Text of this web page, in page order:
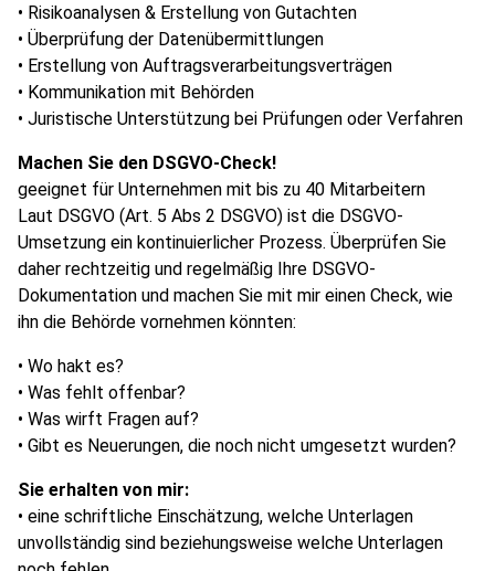
• Risikoanalysen & Erstellung von Gutachten
• Überprüfung der Datenübermittlungen
• Erstellung von Auftragsverarbeitungsverträgen
• Kommunikation mit Behörden
• Juristische Unterstützung bei Prüfungen oder Verfahren
Machen Sie den DSGVO-Check!
geeignet für Unternehmen mit bis zu 40 Mitarbeitern
Laut DSGVO (Art. 5 Abs 2 DSGVO) ist die DSGVO-
Umsetzung ein kontinuierlicher Prozess. Überprüfen Sie
daher rechtzeitig und regelmäßig Ihre DSGVO-
Dokumentation und machen Sie mit mir einen Check, wie
ihn die Behörde vornehmen könnten:
• Wo hakt es?
• Was fehlt offenbar?
• Was wirft Fragen auf?
• Gibt es Neuerungen, die noch nicht umgesetzt wurden?
Sie erhalten von mir:
• eine schriftliche Einschätzung, welche Unterlagen
unvollständig sind beziehungsweise welche Unterlagen